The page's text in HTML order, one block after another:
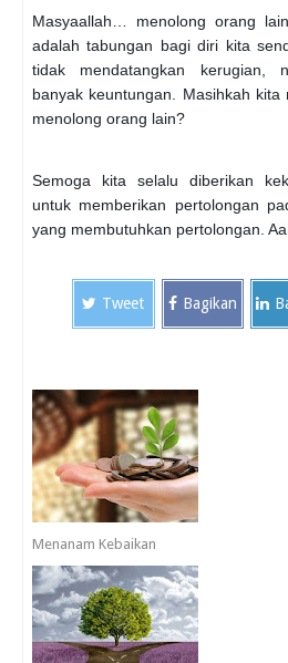
Masyaallah… menolong orang
adalah tabungan bagi diri kita
tidak mendatangkan kerugian,
banyak keuntungan. Masihkah
menolong orang lain?
Semoga kita selalu diberikan
untuk memberikan pertolongan
yang membutuhkan pertolongan.
Tweet Bagikan
Menanam Kebaikan